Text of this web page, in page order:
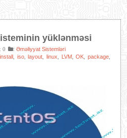
PROQRAMLAR
AVADANLIQLAR
XƏBƏRLƏR
yüklənməsi
: 0 : Əməliyyat Sistemləri
install iso, layout linux LVM ,OK ,package